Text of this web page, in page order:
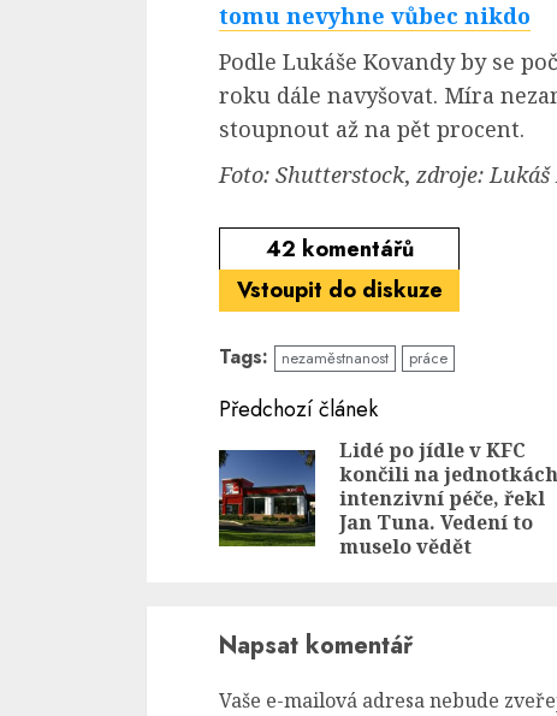
tomu nevyhne vůbec nikdo
Podle Lukáše Kovandy by se
roku dále navyšovat. Míra
stoupnout až na pět procent.
Foto: Shutterstock, zdroje: Lukáš
42 komentářů
Vstoupit do diskuze
Tags: nezaměstnanost práce
Continue
Reading
Předchozí článek
Lidé po jídle v KFC
končili na jednotkách
intenzivní péče, řekl
Jan Tuna. Vedení to
muselo vědět
Napsat komentář
Vaše e-mailová adresa nebude